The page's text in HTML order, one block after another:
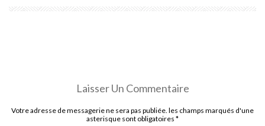
Laisser Un Commentaire
Votre adresse de messagerie ne sera pas publiée. les champs marqués d'une
asterisque sont obligatoires *